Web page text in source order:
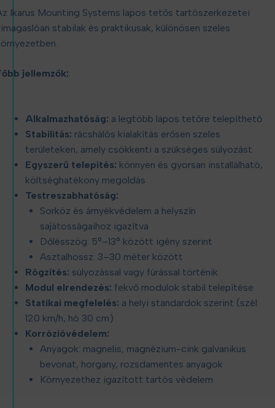
Ikarus Mounting Systems lapos tetős tartószerkezetei
stabilak és praktikusak, különösen szeles
jellemzők:
Alkalmazhatóság: a legtöbb lapos tetőre telepíthető
Stabilitás: rácshálós kialakítás erősen szeles
területeken, amely csökkenti a szükséges súlyozást
Egyszerű telepítés: könnyen és gyorsan installálható,
költséghatékony megoldás
Testreszabhatóság:
Sorköz és árnyékvédelem a helyszín
sajátosságaihoz igazítva
Dőlésszög: 5°–13° között igény szerint
Asztalhossz: 3–30 méter között
Rögzítés: súlyozással vagy fúrással történik
Modul elrendezés: fekvő modulok stabil telepítése
Statikai megfelelés: a helyi standardok szerint (szél
120 km/h, hó 30 cm)
Korrózióvédelem:
Anyagok: magnelis, magnézium-cink galvanikus
bevonat, horgany, rozsdamentes anyagok
Környezethez igazított tartós védelem